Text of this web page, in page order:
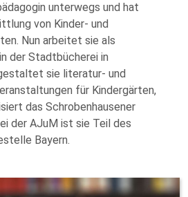
unterwegs und hat
von Kinder- und
Nun arbeitet sie als
der Stadtbücherei in
sie literatur- und
für Kindergärten,
das Schrobenhausener
der AJuM ist sie Teil des
Bayern.